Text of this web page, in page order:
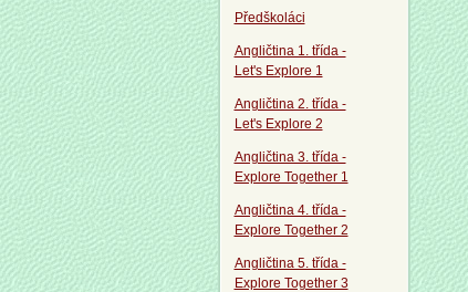
Předškoláci
Angličtina 1. třída -
Let's Explore 1
Angličtina 2. třída -
Let's Explore 2
Angličtina 3. třída -
Explore Together 1
Angličtina 4. třída -
Explore Together 2
Angličtina 5. třída -
Explore Together 3